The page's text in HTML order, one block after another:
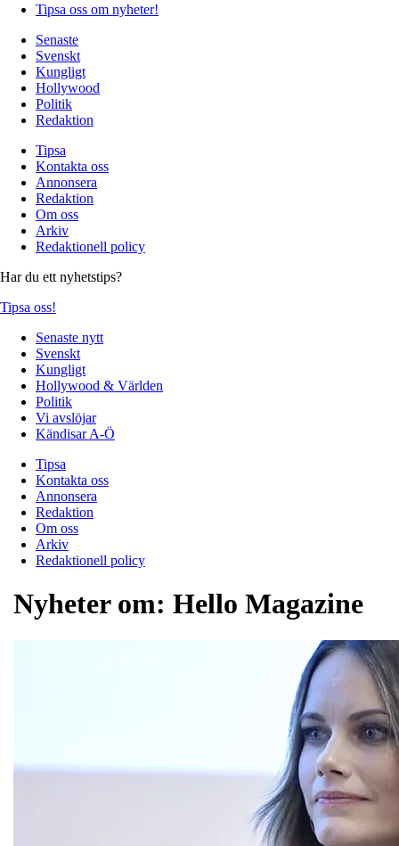
Tipsa oss om nyheter!
Senaste
Svenskt
Kungligt
Hollywood
Politik
Redaktion
Tipsa
Kontakta oss
Annonsera
Redaktion
Om oss
Arkiv
Redaktionell policy
Har du ett nyhetstips?
Tipsa oss!
Senaste nytt
Svenskt
Kungligt
Hollywood & Världen
Politik
Vi avslöjar
Kändisar A-Ö
Tipsa
Kontakta oss
Annonsera
Redaktion
Om oss
Arkiv
Redaktionell policy
Nyheter om: Hello Magazine